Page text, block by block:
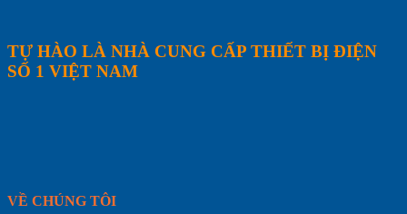
TỰ HÀO LÀ NHÀ CUNG CẤP THIẾT BỊ ĐIỆN
SỐ 1 VIỆT NAM
VỀ CHÚNG TÔI